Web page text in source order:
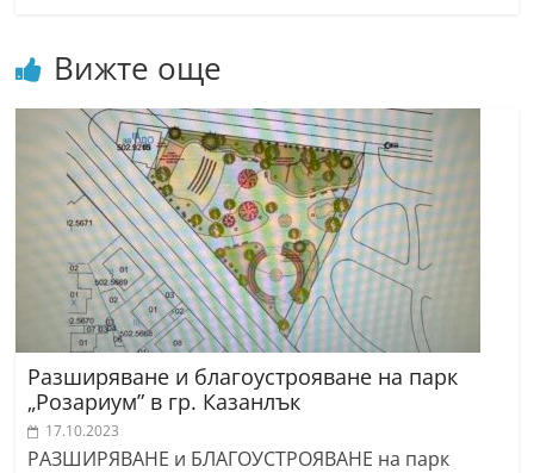
Вижте още
Разширяване и благоустрояване на парк
„Розариум” в гр. Казанлък
17.10.2023
РАЗШИРЯВАНЕ и БЛАГОУСТРОЯВАНЕ на парк